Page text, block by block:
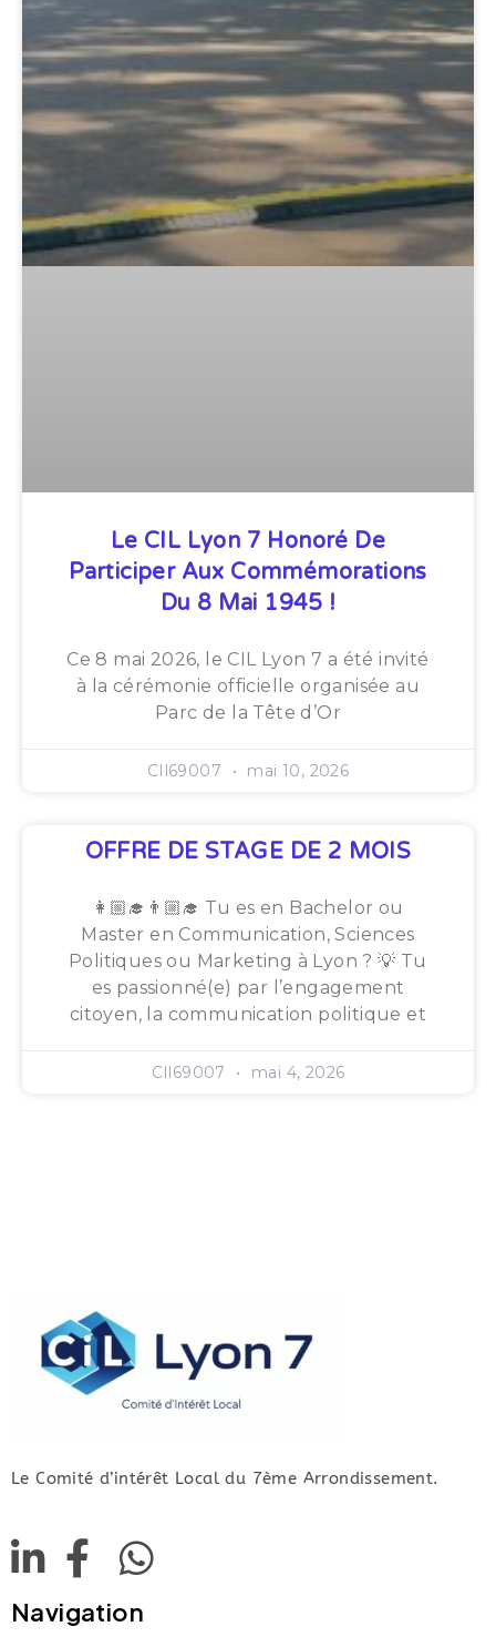
Le CIL Lyon 7 Honoré De
Participer Aux Commémorations
Du 8 Mai 1945 !
Ce 8 mai 2026, le CIL Lyon 7 a été invité
à la cérémonie officielle organisée au
Parc de la Tête d’Or
CIl69007 mai 10, 2026
OFFRE DE STAGE DE 2 MOIS
👩🏼‍🎓👨🏼‍🎓 Tu es en Bachelor ou
Master en Communication, Sciences
Politiques ou Marketing à Lyon ? 💡 Tu
es passionné(e) par l’engagement
citoyen, la communication politique et
CIl69007 mai 4, 2026
Le Comité d’intérêt Local du 7ème Arrondissement.
Navigation